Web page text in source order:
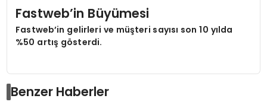
Fastweb’in Büyümesi
Fastweb’in gelirleri ve müşteri sayısı son 10 yılda
%50 artış gösterdi.
Benzer Haberler